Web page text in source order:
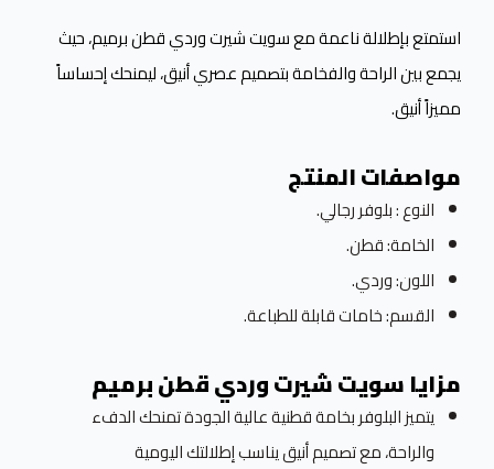
استمتع بإطلالة ناعمة مع سويت شيرت وردي قطن برميم، حيث
يجمع بين الراحة والفخامة بتصميم عصري أنيق، ليمنحك إحساساً
مميزاً أنيق.
مواصفات المنتج
النوع : بلوفر رجالي.
الخامة: قطن.
اللون: وردي.
القسم: خامات قابلة للطباعة.
مزايا سويت شيرت وردي قطن برميم
يتميز البلوفر بخامة قطنية عالية الجودة تمنحك الدفء
والراحة، مع تصميم أنيق يناسب إطلالتك اليومية